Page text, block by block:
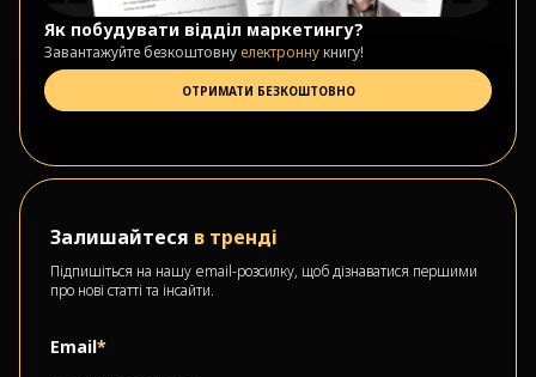
Залишайтеся в тренді
Підпишіться на нашу email-розсилку, щоб дізнаватися першими
про нові статті та інсайти.
Email*
Як побудувати відділ маркетингу?
Завантажуйте безкоштовну електроннукнигу!
ОТРИМАТИ БЕЗКОШТОВНО